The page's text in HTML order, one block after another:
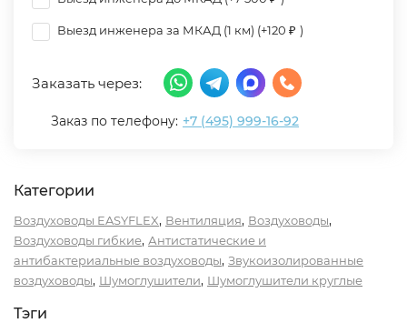
Выезд инженера за МКАД (1 км) (+120 ₽ )
Заказать через:
Заказ по телефону: +7 (495) 999-16-92
Категории
Воздуховоды EASYFLEX, Вентиляция, Воздуховоды,
Воздуховоды гибкие, Антистатические и
антибактериальные воздуховоды, Звукоизолированные
воздуховоды, Шумоглушители, Шумоглушители круглые
Тэги